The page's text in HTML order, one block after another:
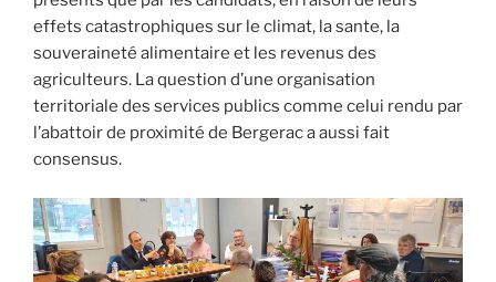
effets catastrophiques sur le climat, la sante, la
souveraineté alimentaire et les revenus des
agriculteurs. La question d’une organisation
territoriale des services publics comme celui rendu par
l’abattoir de proximité de Bergerac a aussi fait
consensus.